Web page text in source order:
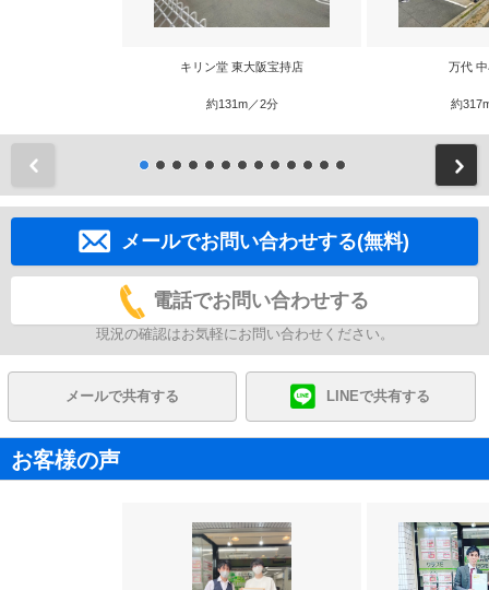
キリン堂 東大阪宝持店
約131m／2分
万代
約
メールでお問い合わせする(無料)
電話でお問い合わせする
現況の確認はお気軽にお問い合わせください。
メールで共有する LINEで共有する
お客様の声